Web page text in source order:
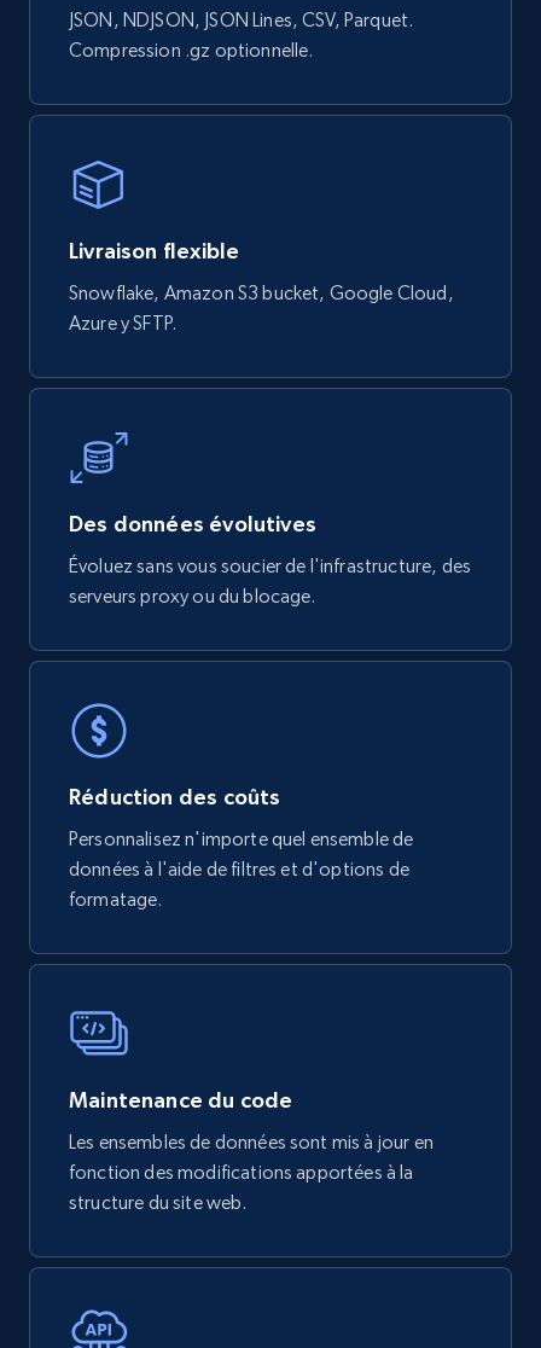
Wayfair products
Initial price, Discount, Final price, and more.
821+
Digikey - Products
Product url, Category url, Part number,
Datasheet url, Rohs compliant, and more.
775+ 80+ Buy Now
Tags, Final price, Original price, and more.
eCommerce
Google Play Store reviews
URL, Review id, Reviewer name, Review date,
Review rating, Review, Found helpful, App url, and
more.
eCommerce
740+
JSON, NDJSON, JSON Lines, CSV, Parquet.
Compression .gz optionnelle.
Livraison flexible
Snowflake, Amazon S3 bucket, Google Cloud,
Azure y SFTP.
Des données évolutives
Évoluez sans vous soucier de l'infrastructure, des
serveurs proxy ou du blocage.
Réduction des coûts
Personnalisez n'importe quel ensemble de
données à l'aide de filtres et d'options de
formatage.
Maintenance du code
Les ensembles de données sont mis à jour en
fonction des modifications apportées à la
structure du site web.